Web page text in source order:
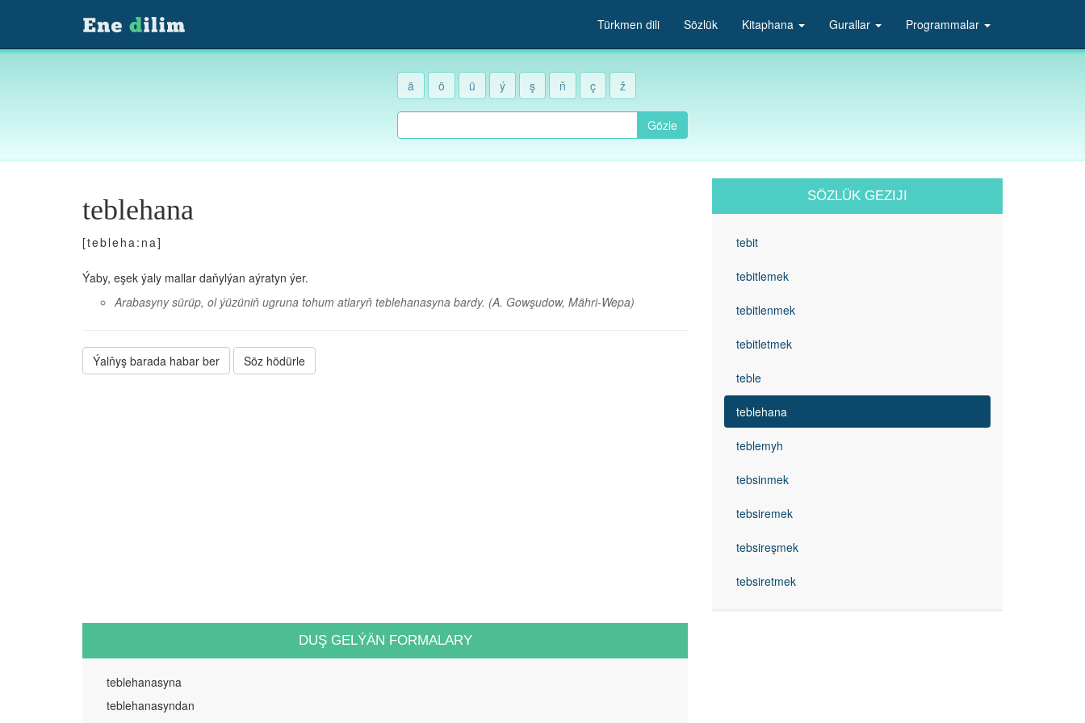
Türkmen dili Sözlük Kitaphana Gurallar Programmalar
ä ö ü ý ş ň ç ž
Gözle
teblehana
[tebleha:na]
Ýaby, eşek ýaly mallar daňylýan aýratyn ýer.
Arabasyny sürüp, ol ýüzüniň ugruna tohum atlaryň teblehanasyna bardy. (A. Gowşudow, Mähri-Wepa)
Ýalňyş barada habar ber Söz hödürle
DUŞ GELÝÄN FORMALARY
teblehanasyna
teblehanasyndan
SÖZLÜK GEZIJI
tebit
tebitlemek
tebitlenmek
tebitletmek
teble
teblehana
teblemyh
tebsinmek
tebsiremek
tebsireşmek
tebsiretmek